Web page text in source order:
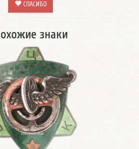
СПАСИБО
знаки